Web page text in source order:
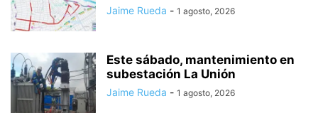
Jaime Rueda - 1 agosto, 2026
Este sábado, mantenimiento en
subestación La Unión
Jaime Rueda - 1 agosto, 2026